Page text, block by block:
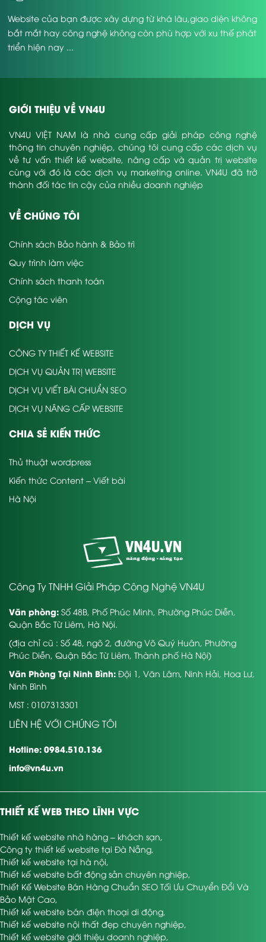
Website của bạn được xây dựng từ khá lâu,giao diện không
bắt mắt hay công nghệ không còn phù hợp với xu thế phát
triển hiện nay ...
GIỚI THIỆU VỀ VN4U
VN4U VIỆT NAM là nhà cung cấp giải pháp công nghệ
thông tin chuyên nghiệp, chúng tôi cung cấp các dịch vụ
về tư vấn thiết kế website, nâng cấp và quản trị website
cùng với đó là các dịch vụ marketing online. VN4U đã trở
thành đối tác tin cậy của nhiều doanh nghiệp
VỀ CHÚNG TÔI
Chính sách Bảo hành & Bảo trì
Quy trình làm việc
Chính sách thanh toán
Cộng tác viên
DỊCH VỤ
CÔNG TY THIẾT KẾ WEBSITE
DỊCH VỤ QUẢN TRỊ WEBSITE
DỊCH VỤ VIẾT BÀI CHUẨN SEO
DỊCH VỤ NÂNG CẤP WEBSITE
CHIA SẺ KIẾN THỨC
Thủ thuật wordpress
Kiến thức Content – Viết bài
Hà Nội
Công Ty TNHH Giải Pháp Công Nghệ VN4U
Văn phòng: Số 48B, Phố Phúc Minh, Phường Phúc Diễn,
Quận Bắc Từ Liêm, Hà Nội.
(địa chỉ cũ : Số 48, ngõ 2, đường Võ Quý Huân, Phường
Phúc Diễn, Quận Bắc Từ Liêm, Thành phố Hà Nội)
Văn Phòng Tại Ninh Bình: Đội 1, Văn Lâm, Ninh Hải, Hoa Lư,
Ninh Bình
MST : 0107313301
LIÊN HỆ VỚI CHÚNG TÔI
Hotline: 0984.510.136
info@vn4u.vn
THIẾT KẾ WEB THEO LĨNH VỰC
Thiết kế website nhà hàng – khách sạn,
Công ty thiết kế website tại Đà Nẵng,
Thiết kế website tại hà nội,
Thiết kế website bất động sản chuyên nghiệp,
Thiết Kế Website Bán Hàng Chuẩn SEO Tối Ưu Chuyển Đổi Và
Bảo Mật Cao,
Thiết kế website bán điện thoại di động,
Thiết kế website nội thất đẹp chuyên nghiệp,
Thiết kế website giới thiệu doanh nghiệp,